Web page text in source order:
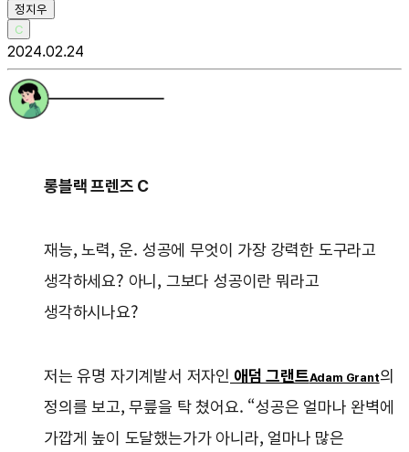
정지우
C
2024.02.24
롱블랙 프렌즈 C
재능, 노력, 운. 성공에 무엇이 가장 강력한 도구라고
생각하세요? 아니, 그보다 성공이란 뭐라고
생각하시나요?
저는 유명 자기계발서 저자인 애덤 그랜트Adam Grant의
정의를 보고, 무릎을 탁 쳤어요. “성공은 얼마나 완벽에
가깝게 높이 도달했는가가 아니라, 얼마나 많은